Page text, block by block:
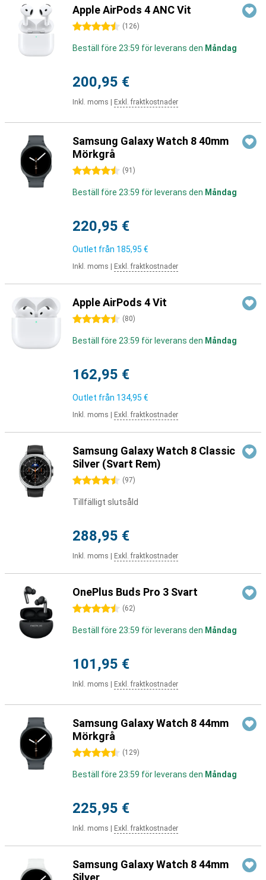
Apple AirPods 4 ANC Vit
4.5 stjärnor (126)
Beställ före 23:59 för leverans den Måndag
200,95 €
Inkl. moms Exkl. fraktkostnader
Samsung Galaxy Watch 8 40mm
Mörkgrå
4.5 stjärnor (91 )
Beställ före 23:59 för leverans den Måndag
220,95 €
Outlet från 185,95 €
Inkl. moms Exkl. fraktkostnader
Apple AirPods 4 Vit
4.5 stjärnor (80)
Beställ före 23:59 för leverans den Måndag
162,95 €
Outlet från 134,95 €
Inkl. moms Exkl. fraktkostnader
Samsung Galaxy Watch 8 Classic
Silver (Svart Rem)
4.5 stjärnor (97)
Tillfälligt slutsåld
288,95 €
Inkl. moms Exkl. fraktkostnader
OnePlus Buds Pro 3 Svart
4.5 stjärnor (62)
Beställ före 23:59 för leverans den Måndag
101,95 €
Inkl. moms Exkl. fraktkostnader
Samsung Galaxy Watch 8 44mm
Mörkgrå
4.5 stjärnor (129)
Beställ före 23:59 för leverans den Måndag
225,95 €
Inkl. moms Exkl. fraktkostnader
Samsung Galaxy Watch 8 44mm
Silver